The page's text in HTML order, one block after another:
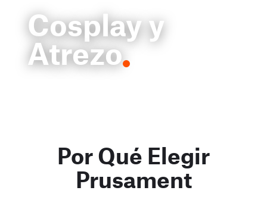
Cosplay y
Atrezo
Por Qué Elegir
Prusament